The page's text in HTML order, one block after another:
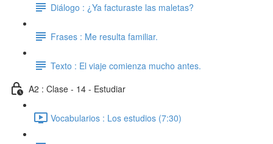
Diálogo : ¿Ya facturaste las maletas?
Frases : Me resulta familiar.
Texto : El viaje comienza mucho antes.
A2 : Clase - 14 - Estudiar
Vocabularios : Los estudios (7:30)